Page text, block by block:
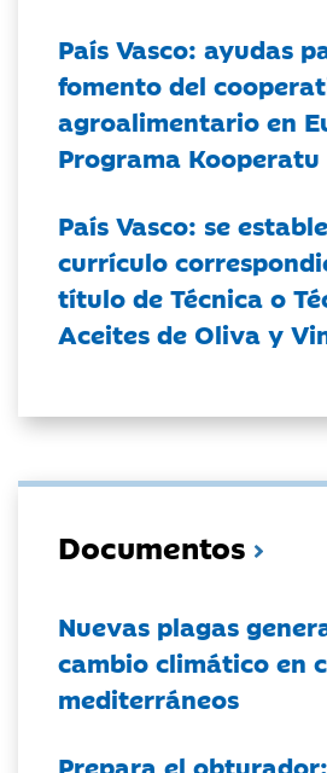
País Vasco: ayudas
fomento del
agroalimentario en
Programa
País Vasco: se
currículo
título de Técnica o
Aceites de Oliva y
Documentos
Nuevas plagas
cambio climático en
mediterráneos